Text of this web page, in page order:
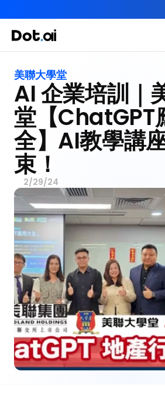
美聯大學堂
AI 企業培訓｜
堂【ChatGPT
全】AI教學講
束！
2/29/24
Dot.AI
全港最貼地AI課程
三大恆常課程 主題課程
實用課
我們有三